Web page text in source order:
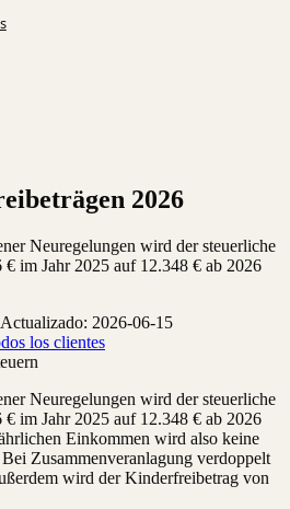
2026
Neuregelungen wird der steuerliche
im Jahr 2025 auf 12.348 € ab 2026
Actualizado: 2026-06-15
los clientes
Neuregelungen wird der steuerliche
im Jahr 2025 auf 12.348 € ab 2026
Einkommen wird also keine
Zusammenveranlagung verdoppelt
wird der Kinderfreibetrag von